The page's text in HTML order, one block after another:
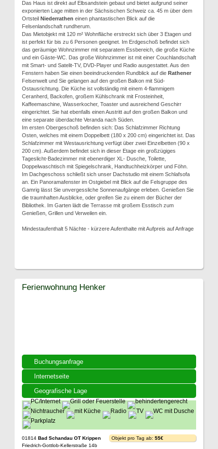
Das Haus ist direkt auf Elbsandstein gebaut und bietet aufgrund seiner
exponierten Lage mitten in der Sächsischen Schweiz ca. 45 m über dem
Ortsteil Niederrathen einen phantastischen Blick auf die
Felsenlandschaft rundherum.
Das Mietobjekt mit 120 m² Wohnfläche erstreckt sich über 3 Etagen und
ist perfekt für bis zu 6 Personen geeignet. Im Erdgeschoß befindet sich
das geräumige Wohnzimmer mit separatem Essbereich, die große Küche
und ein Gäste-WC. Das große Wohnzimmer ist mit einer Couchlandschaft
mit Smart- und Satelit-TV, DVD-Player und Radio ausgestattet. Aus den
Fenstern haben Sie einen beeindruckenden Rundblick auf die Rathener
Felsenwelt und Sie gelangen auf den großen Balkon mit Süd-
Ostausrichtung. Die Küche ist vollständig mit einem 4-flammigem
Ceranherd, Backofen, großem Kühlschrank mit Frosteinheit,
Kaffeemaschine, Wasserkocher, Toaster und ausreichend Geschirr
eingerichtet. Sie hat ebenfalls einen Austritt auf den großen Balkon und
eine separate überdachte Veranda nach Süden.
Im ersten Obergeschoß befinden sich: Das Schlafzimmer Richtung
Osten, welches mit einem Doppelbett (180 x 200 cm) eingerichtet ist. Das
Schlafzimmer mit Westausrichtung verfügt über zwei Einzelbetten (90 x
200 cm). Außerdem befindet sich in dieser Etage ein großzügiges
Tageslicht-Badezimmer mit ebenerdiger XL- Dusche, Toilette,
Doppelwaschtisch mit Spiegelschrank, Handtuchheizkörper und Föhn.
Im Dachgeschoss schließt sich unser Dachstudio mit einem Schlafsofa
an. Ein Panoramafenster im Ostgiebel mit Blick auf die Felsgruppe des
Gamrig lässt Sie unvergessliche Sonnenaufgänge erleben. Genießen Sie
die traumhaften Ausblicke, oder greifen Sie zu einem der Bücher der
Bibliothek. Im Garten lädt die Terrasse mit großem Esstisch zum
Genießen, Grillen und Verweilen ein.
Mindestaufenthalt 5 Nächte - kürzere Aufenthalte mit Aufpreis auf Anfrage
Buchungsanfrage
Internetseite
Geografische Lage
Ferienwohnung Henker
01814 Bad Schandau OT Krippen
Friedrich-Gottlob-Kellerstraße 14b
Objekt pro Tag ab: 55€